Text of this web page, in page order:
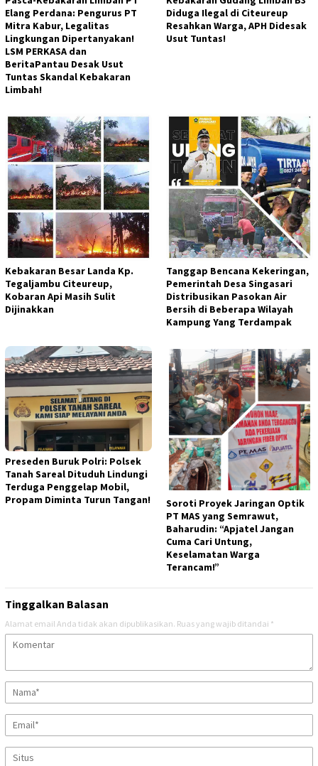
Elang Perdana: Pengurus PT
Mitra Kabur, Legalitas
Lingkungan Dipertanyakan!
LSM PERKASA dan
BeritaPantau Desak Usut
Tuntas Skandal Kebakaran
Limbah!
Diduga Ilegal di Citeureup
Resahkan Warga, APH Didesak
Usut Tuntas!
Kebakaran Besar Landa Kp.
Tegaljambu Citeureup,
Kobaran Api Masih Sulit
Dijinakkan
Tanggap Bencana Kekeringan,
Pemerintah Desa Singasari
Distribusikan Pasokan Air
Bersih di Beberapa Wilayah
Kampung Yang Terdampak
Preseden Buruk Polri: Polsek
Tanah Sareal Dituduh Lindungi
Terduga Penggelap Mobil,
Propam Diminta Turun Tangan!
Soroti Proyek Jaringan Optik
PT MAS yang Semrawut,
Baharudin: “Apjatel Jangan
Cuma Cari Untung,
Keselamatan Warga
Terancam!”
Tinggalkan Balasan
Alamat email Anda tidak akan dipublikasikan. Ruas yang wajib ditandai *